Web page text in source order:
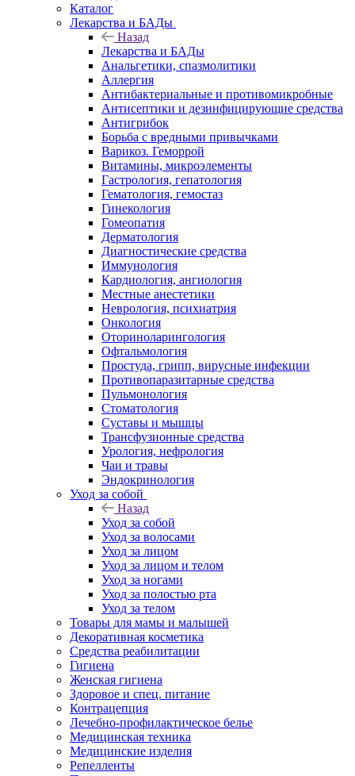
Каталог
Лекарства и БАДы
Назад
Лекарства и БАДы
Анальгетики, спазмолитики
Аллергия
Антибактериальные и противомикробные
Антисептики и дезинфицирующие средства
Антигрибок
Борьба с вредными привычками
Варикоз. Геморрой
Витамины, микроэлементы
Гастрология, гепатология
Гематология, гемостаз
Гинекология
Гомеопатия
Дерматология
Диагностические средства
Иммунология
Кардиология, ангиология
Местные анестетики
Неврология, психиатрия
Онкология
Оториноларингология
Офтальмология
Простуда, грипп, вирусные инфекции
Противопаразитарные средства
Пульмонология
Стоматология
Суставы и мышцы
Трансфузионные средства
Урология, нефрология
Чаи и травы
Эндокринология
Уход за собой
Назад
Уход за собой
Уход за волосами
Уход за лицом
Уход за лицом и телом
Уход за ногами
Уход за полостью рта
Уход за телом
Товары для мамы и малышей
Декоративная косметика
Средства реабилитации
Гигиена
Женская гигиена
Здоровое и спец. питание
Контрацепция
Лечебно-профилактическое белье
Медицинская техника
Медицинские изделия
Репелленты